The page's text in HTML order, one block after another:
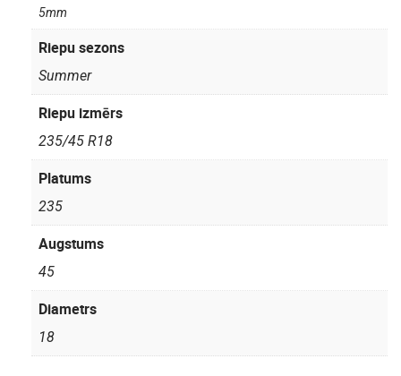
5mm
Riepu sezons
Summer
Riepu izmērs
235/45 R18
Platums
235
Augstums
45
Diametrs
18